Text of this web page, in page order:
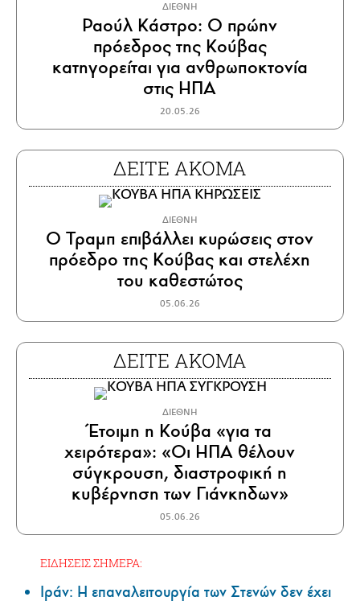
ΔΙΕΘΝΗ
Ραούλ Κάστρο: Ο πρώην
πρόεδρος της Κούβας
κατηγορείται για ανθρωποκτονία
στις ΗΠΑ
20.05.26
ΔΕΙΤΕ ΑΚΟΜΑ
ΔΙΕΘΝΗ
Ο Τραμπ επιβάλλει κυρώσεις στον
πρόεδρο της Κούβας και στελέχη
του καθεστώτος
05.06.26
ΔΕΙΤΕ ΑΚΟΜΑ
ΔΙΕΘΝΗ
Έτοιμη η Κούβα «για τα
χειρότερα»: «Οι ΗΠΑ θέλουν
σύγκρουση, διαστροφική η
κυβέρνηση των Γιάνκηδων»
05.06.26
ΕΙΔΗΣΕΙΣ ΣΗΜΕΡΑ:
Ιράν: Η επαναλειτουργία των Στενών δεν έχει